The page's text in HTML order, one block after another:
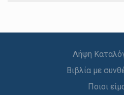
Λήψη
Βιβλία με
Ποιοι